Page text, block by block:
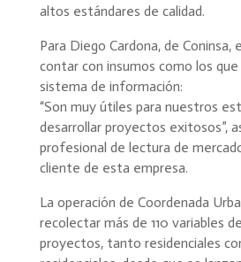
altos estándares de calidad.
Para Diego Cardona, de Coninsa,
contar con insumos como los
sistema de información:
“Son muy útiles para nuestros
desarrollar proyectos exitosos”,
profesional de lectura de
cliente de esta empresa.
La operación de Coordenada
recolectar más de 110 variables
proyectos, tanto residenciales